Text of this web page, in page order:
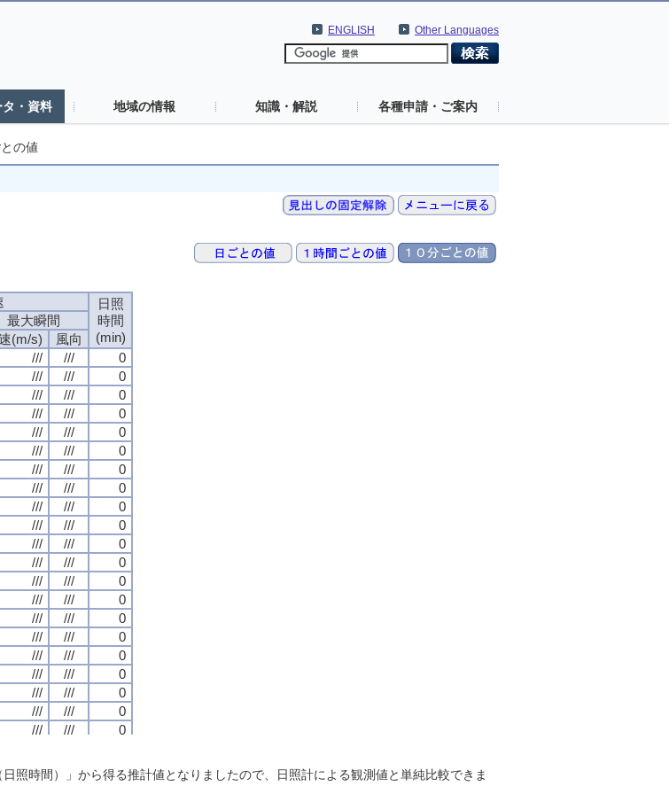
Other Languages
ENGLISH
・資料 地域の情報 知識・解説 各種申請・ご案内
の値
日照
時間
(min)
最大瞬間
(m/s)
風向
/// ///
0
/// ///
0
/// ///
0
/// ///
0
/// ///
0
/// ///
0
/// ///
0
/// ///
0
/// ///
0
/// ///
0
/// ///
0
/// ///
0
/// ///
0
/// ///
0
/// ///
0
/// ///
0
/// ///
0
/// ///
0
/// ///
0
/// ///
0
/// ///
0
///
0
/// /// 0
日照
時間
(min)
最大瞬間
(m/s)
風向
/// ///
0
/// ///
0
/// ///
0
/// ///
0
/// ///
0
/// ///
0
/// ///
0
/// ///
0
/// ///
0
/// ///
0
/// ///
0
/// ///
0
/// ///
0
/// ///
0
/// ///
0
/// ///
0
/// ///
0
/// ///
0
/// ///
0
/// ///
0
/// ///
0
///
0
/// /// 0
日照
時間
(min)
最大瞬間
(m/s)
風向
/// ///
0
/// ///
0
/// ///
0
/// ///
0
/// ///
0
/// ///
0
/// ///
0
/// ///
0
/// ///
0
/// ///
0
/// ///
0
/// ///
0
/// ///
0
/// ///
0
/// ///
0
/// ///
0
/// ///
0
/// ///
0
/// ///
0
/// ///
0
/// ///
0
///
0
/// /// 0
日照
時間
(min)
最大瞬間
(m/s)
風向
/// ///
0
/// ///
0
/// ///
0
/// ///
0
/// ///
0
/// ///
0
/// ///
0
/// ///
0
/// ///
0
/// ///
0
/// ///
0
/// ///
0
/// ///
0
/// ///
0
/// ///
0
/// ///
0
/// ///
0
/// ///
0
/// ///
0
/// ///
0
/// ///
0
///
0
/// /// 0
照時間）」から得る推計値となりましたので、日照計による観測値と単純比較できま